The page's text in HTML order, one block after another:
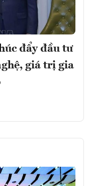
đẩy đầu tư
giá trị gia